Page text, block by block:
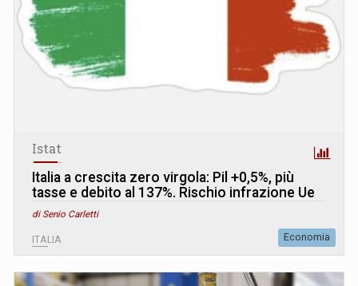
Istat
Italia a crescita zero virgola: Pil +0,5%, più
tasse e debito al 137%. Rischio infrazione Ue
di Senio Carletti
ITALIA Economia